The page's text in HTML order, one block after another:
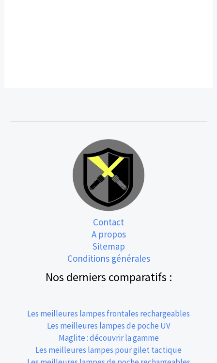
Contact
A propos
Sitemap
Conditions générales
Nos derniers comparatifs :
Les meilleures lampes frontales rechargeables
Les meilleures lampes de poche UV
Maglite : découvrir la gamme
Les meilleures lampes pour gilet tactique